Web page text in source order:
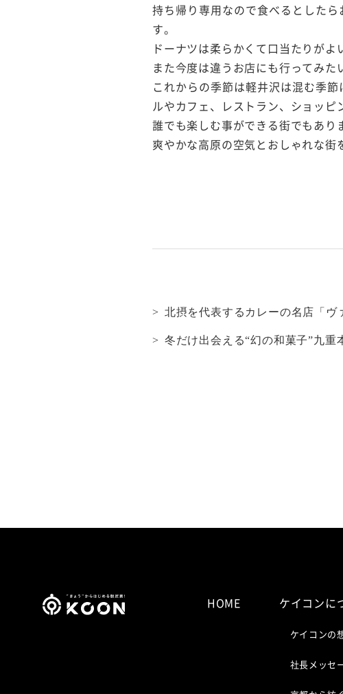
持ち帰り専用なので食べるとした
す。
ドーナツは柔らかくて口当たりがよ
また今度は違うお店にも行ってみた
これからの季節は軽井沢は混む季
ルやカフェ、レストラン、ショッピ
誰でも楽しむ事ができる街でもあり
爽やかな高原の空気とおしゃれな街
北摂を代表するカレーの名店「ヴ
冬だけ出会える“幻の和菓子”九重
HOME ケイコンに
ケイコンの
社長メッセ